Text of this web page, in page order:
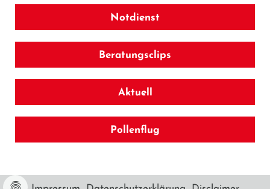
Notdienst
Beratungsclips
Aktuell
Pollenflug